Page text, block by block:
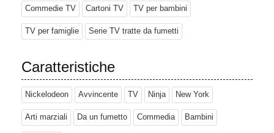
Commedie TV Cartoni TV TV per bambini
TV per famiglie Serie TV tratte da fumetti
Caratteristiche
Nickelodeon Avvincente TV Ninja New York
Arti marziali Da un fumetto Commedia Bambini